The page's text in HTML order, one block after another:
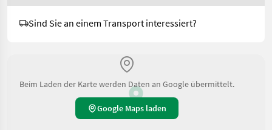
Sind Sie an einem Transport interessiert?
Beim Laden der Karte werden Daten an Google übermittelt.
Google Maps laden